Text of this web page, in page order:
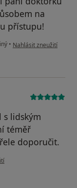
na
přístupu!
• podle názoru uživatele
Nahlásit zneužití
s lidským
téměř
doporučit.
Hela Č.